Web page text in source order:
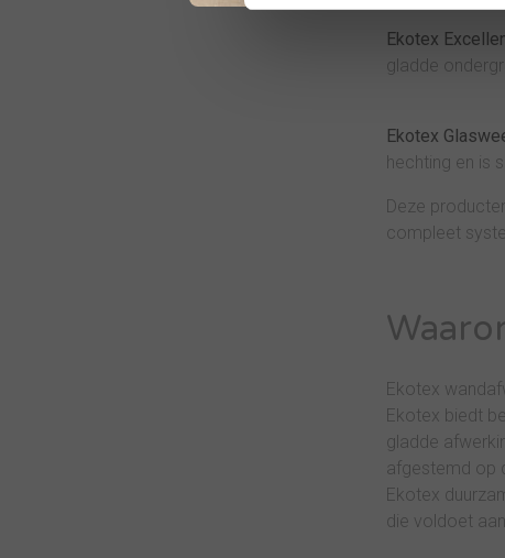
Ekotex
gladde
Ekotex
hechting en is
Deze
compleet
Ekotex
Ekotex biedt
gladde
afgestemd op
Ekotex
die voldoet